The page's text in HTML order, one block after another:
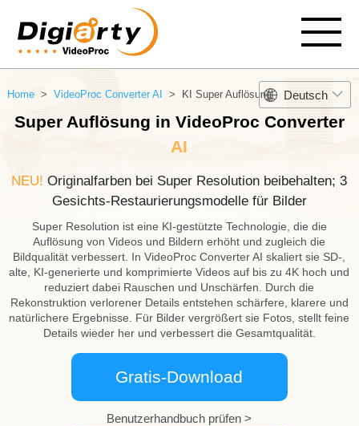
Deutsch
Home> VideoProc Converter AI > KI Super Auflösung
Super Auflösung in VideoProc Converter
AI
NEU! Originalfarben bei Super Resolution beibehalten; 3
Gesichts-Restaurierungsmodelle für Bilder
Super Resolution ist eine KI-gestützte Technologie, die die
Auflösung von Videos und Bildern erhöht und zugleich die
Bildqualität verbessert. In VideoProc Converter AI skaliert sie SD-,
alte, KI-generierte und komprimierte Videos auf bis zu 4K hoch und
reduziert dabei Rauschen und Unschärfen. Durch die
Rekonstruktion verlorener Details entstehen schärfere, klarere und
natürlichere Ergebnisse. Für Bilder vergrößert sie Fotos, stellt feine
Details wieder her und verbessert die Gesamtqualität.
Gratis-Download
Benutzerhandbuch prüfen >